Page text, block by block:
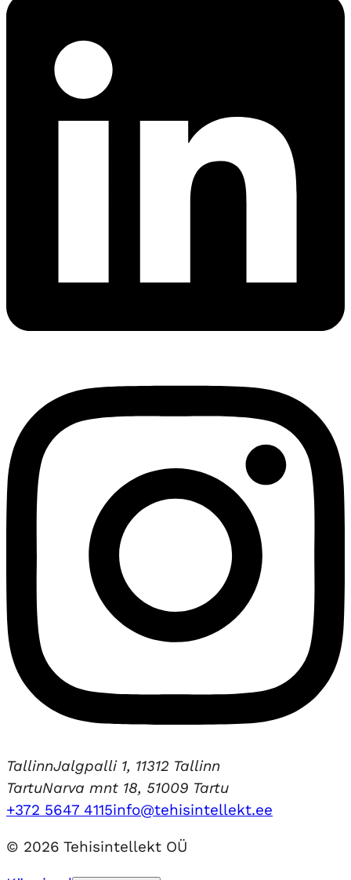
TallinnJalgpalli 1, 11312 Tallinn
TartuNarva mnt 18, 51009 Tartu
+372 5647 4115info@tehisintellekt.ee
© 2026 Tehisintellekt OÜ